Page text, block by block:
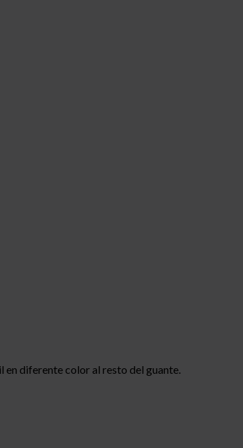
en diferente color al resto del guante.